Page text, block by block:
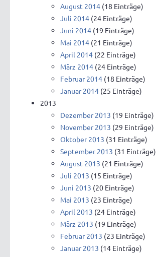
August 2014 (18 Einträge)
Juli 2014 (24 Einträge)
Juni 2014 (19 Einträge)
Mai 2014 (21 Einträge)
April 2014 (22 Einträge)
März 2014 (24 Einträge)
Februar 2014 (18 Einträge)
Januar 2014 (25 Einträge)
2013
Dezember 2013 (19 Einträge)
November 2013 (29 Einträge)
Oktober 2013 (31 Einträge)
September 2013 (31 Einträge)
August 2013 (21 Einträge)
Juli 2013 (15 Einträge)
Juni 2013 (20 Einträge)
Mai 2013 (23 Einträge)
April 2013 (24 Einträge)
März 2013 (19 Einträge)
Februar 2013 (23 Einträge)
Januar 2013 (14 Einträge)